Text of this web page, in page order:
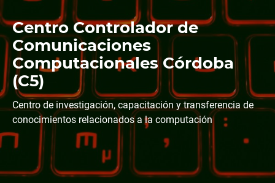
Centro Controlador de
Comunicaciones
Computacionales Córdoba
(C5)
Centro de investigación, capacitación y transferencia de
conocimientos relacionados a la computación